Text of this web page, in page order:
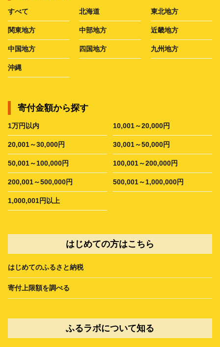
すべて 北海道 東北地方
関東地方 中部地方 近畿地方
中国地方 四国地方 九州地方
沖縄
寄付金額から探す
1万円以内 10,001～20,000円
20,001～30,000円 30,001～50,000円
50,001～100,000円 100,001～200,000円
200,001～500,000円 500,001～1,000,000円
1,000,001円以上
はじめての方はこちら
はじめてのふるさと納税
寄付上限額を調べる
ふるラボについて知る